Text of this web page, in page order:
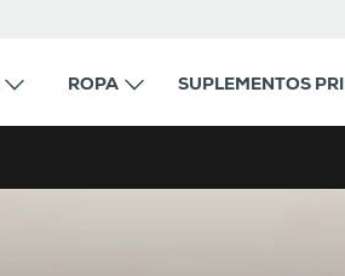
ROPA SUPLEMENTOS